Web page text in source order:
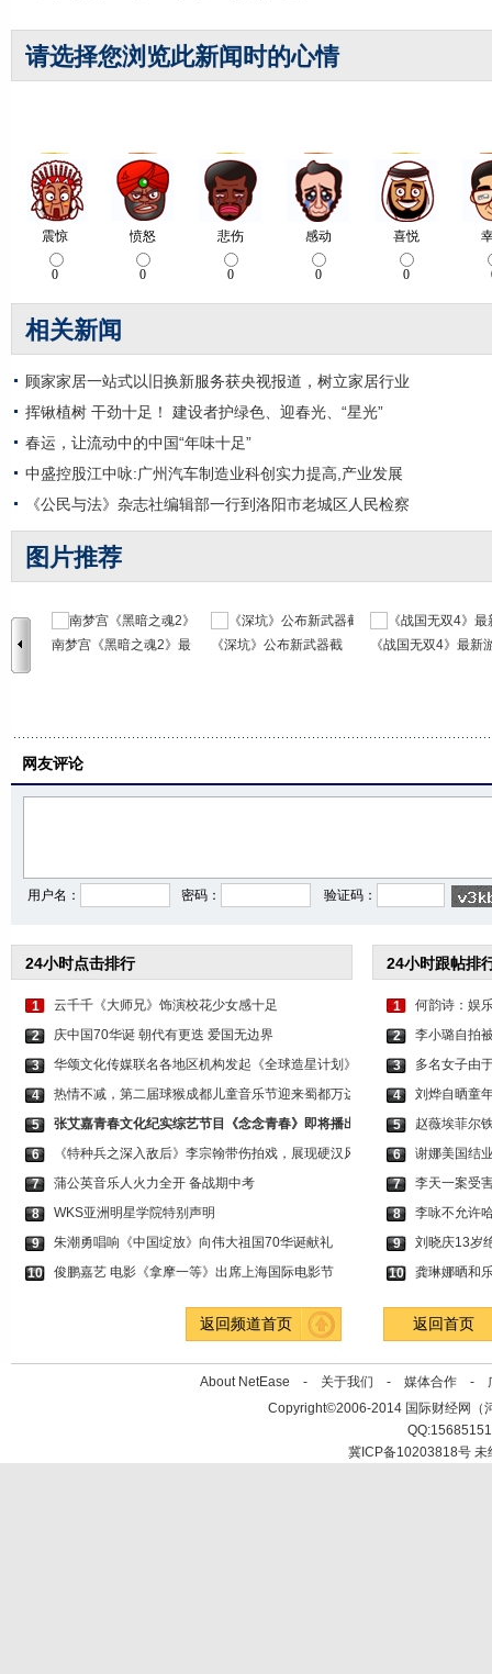
请选择您浏览此新闻时的心情
相关新闻
顾家家居一站式以旧换新服务获央视报道，树立家居行业
挥锹植树 干劲十足！ 建设者护绿色、迎春光、“星光”
春运，让流动中的中国“年味十足”
中盛控股江中咏:广州汽车制造业科创实力提高,产业发展
《公民与法》杂志社编辑部一行到洛阳市老城区人民检察
图片推荐
南梦宫《黑暗之魂2》最 《深坑》公布新武器截 《战国无双4》最新
网友评论
用户名： 密码： 验证码：
24小时点击排行
1
云千千《大师兄》饰演校花少女感十足
2
庆中国70华诞 朝代有更迭 爱国无边界
3
华颂文化传媒联名各地区机构发起《全球造星计划》
4
热情不减，第二届球猴成都儿童音乐节迎来蜀都万达
5
张艾嘉青春文化纪实综艺节目《念念青春》即将播出
6
《特种兵之深入敌后》李宗翰带伤拍戏，展现硬汉风
7
蒲公英音乐人火力全开 备战期中考
8
WKS亚洲明星学院特别声明
9
朱潮勇唱响《中国绽放》向伟大祖国70华诞献礼
10
俊鹏嘉艺 电影《拿摩一等》出席上海国际电影节
24小时跟帖排
1
何韵诗：娱
2
李小璐自拍
3
多名女子由
4
刘烨自晒童
5
赵薇埃菲尔
6
谢娜美国结
7
李天一案受
8
李咏不允许
9
刘晓庆13岁
10
龚琳娜晒和
返回频道首页 返回首页
About NetEase - 关于我们 - 媒体合作 -
Copyright©2006-2014 国际财经网（
冀ICP备10203818号 未